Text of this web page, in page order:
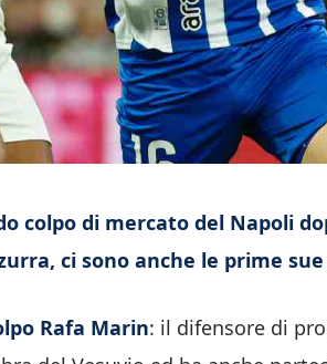
colpo di mercato del Napoli
ci sono anche le prime
Rafa Marin: il difensore di